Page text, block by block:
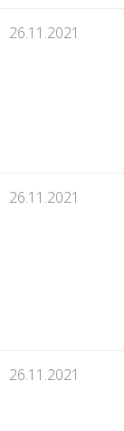
26.11.2021
26.11.2021
26.11.2021